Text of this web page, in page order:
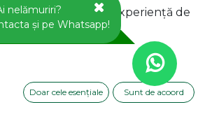
pentru a vă oferi o experiență de
pe acest site web.
Doar cele esențiale Sunt de acoord
nelămuriri?
și pe Whatsapp!